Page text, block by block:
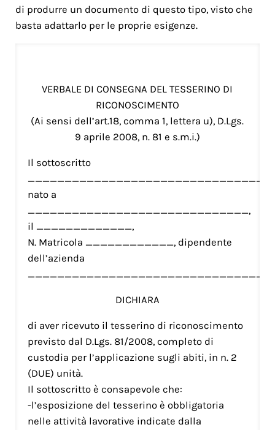
di produrre un documento di questo tipo, visto che
basta adattarlo per le proprie esigenze.
VERBALE DI CONSEGNA DEL TESSERINO DI
RICONOSCIMENTO
(Ai sensi dell’art.18, comma 1, lettera u), D.Lgs.
9 aprile 2008, n. 81 e s.m.i.)
Il sottoscritto
nato a
______________________________,
il _____________,
N. Matricola ____________, dipendente
dell’azienda
DICHIARA
di aver ricevuto il tesserino di riconoscimento
previsto dal D.Lgs. 81/2008, completo di
custodia per l’applicazione sugli abiti, in n. 2
(DUE) unità.
Il sottoscritto è consapevole che:
-l’esposizione del tesserino è obbligatoria
nelle attività lavorative indicate dalla